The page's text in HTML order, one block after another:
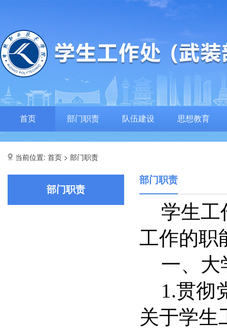
首页 部门职责 队伍建设 思想教育
当前位置: 首页 > 部门职责
部门职责
部门职责
学生工
工作的职
一、大
1.贯彻
关于学生